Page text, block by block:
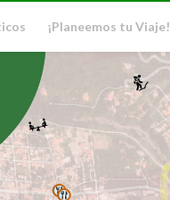
¡Planeemos tu Viaje!